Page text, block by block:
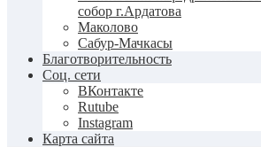
собор г.Ардатова
Маколово
Сабур-Мачкасы
Благотворительность
Соц. сети
ВКонтакте
Rutube
Instagram
Карта сайта